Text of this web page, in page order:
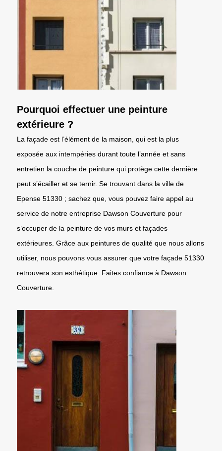
Pourquoi effectuer une peinture
extérieure ?
La façade est l’élément de la maison, qui est la plus
exposée aux intempéries durant toute l’année et sans
entretien la couche de peinture qui protège cette dernière
peut s’écailler et se ternir. Se trouvant dans la ville de
Epense 51330 ; sachez que, vous pouvez faire appel au
service de notre entreprise Dawson Couverture pour
s’occuper de la peinture de vos murs et façades
extérieures. Grâce aux peintures de qualité que nous allons
utiliser, nous pouvons vous assurer que votre façade 51330
retrouvera son esthétique. Faites confiance à Dawson
Couverture.